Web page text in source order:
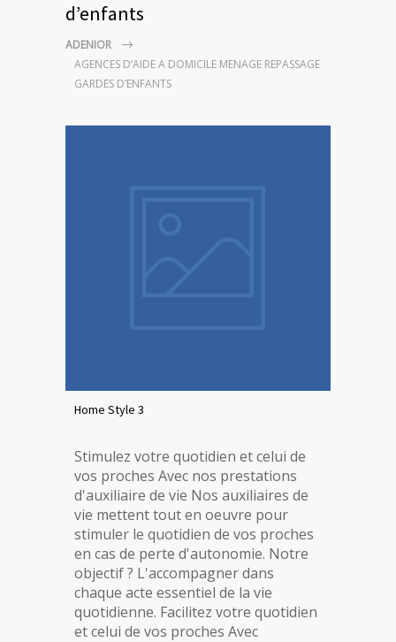
d’enfants
ADENIOR
AGENCES D’AIDE A DOMICILE MENAGE REPASSAGE
GARDES D’ENFANTS
Home Style 3
Stimulez votre quotidien et celui de
vos proches Avec nos prestations
d'auxiliaire de vie Nos auxiliaires de
vie mettent tout en oeuvre pour
stimuler le quotidien de vos proches
en cas de perte d'autonomie. Notre
objectif ? L'accompagner dans
chaque acte essentiel de la vie
quotidienne. Facilitez votre quotidien
et celui de vos proches Avec